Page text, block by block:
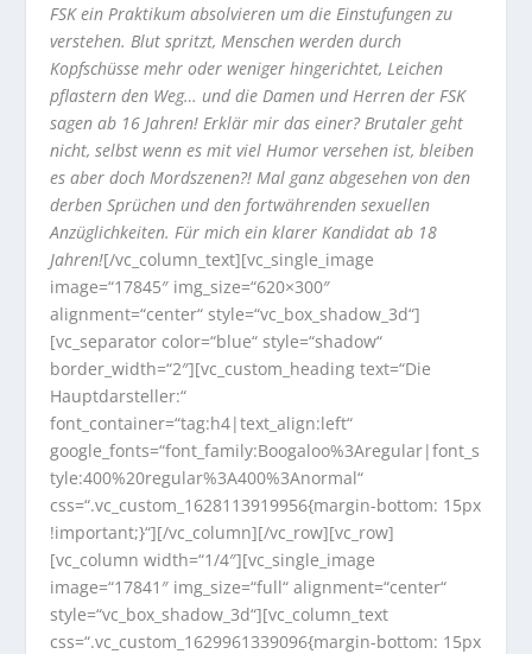
FSK ein Praktikum absolvieren um die Einstufungen zu
verstehen. Blut spritzt, Menschen werden durch
Kopfschüsse mehr oder weniger hingerichtet, Leichen
pflastern den Weg… und die Damen und Herren der FSK
sagen ab 16 Jahren! Erklär mir das einer? Brutaler geht
nicht, selbst wenn es mit viel Humor versehen ist, bleiben
es aber doch Mordszenen?! Mal ganz abgesehen von den
derben Sprüchen und den fortwährenden sexuellen
Anzüglichkeiten. Für mich ein klarer Kandidat ab 18
Jahren![/vc_column_text][vc_single_image
image=“17845″ img_size=“620×300″
alignment=“center“ style=“vc_box_shadow_3d“]
[vc_separator color=“blue“ style=“shadow“
border_width=“2″][vc_custom_heading text=“Die
Hauptdarsteller:“
font_container=“tag:h4|text_align:left“
google_fonts=“font_family:Boogaloo%3Aregular|font_s
tyle:400%20regular%3A400%3Anormal“
css=“.vc_custom_1628113919956{margin-bottom: 15px
!important;}“][/vc_column][/vc_row][vc_row]
[vc_column width=“1/4″][vc_single_image
image=“17841″ img_size=“full“ alignment=“center“
style=“vc_box_shadow_3d“][vc_column_text
css=“.vc_custom_1629961339096{margin-bottom: 15px